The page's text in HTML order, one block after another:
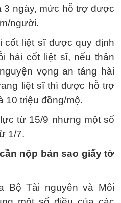
3 ngày, mức hỗ trợ được
người.
cốt liệt sĩ được quy định
hài cốt liệt sĩ, nếu thân
vọng an táng hài
liệt sĩ thì được hỗ trợ
10 triệu đồng/mộ.
từ 15/9 nhưng một số
1/7.
nộp bản sao giấy tờ
Bộ Tài nguyên và Môi